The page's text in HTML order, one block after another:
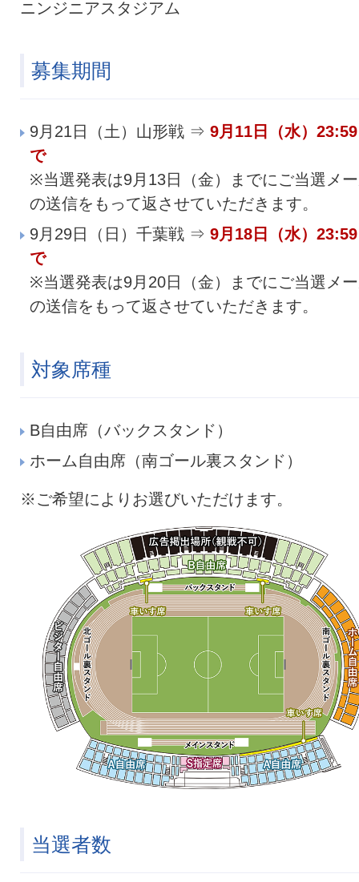
ニンジニアスタジアム
募集期間
9月21日（土）山形戦 ⇒ 9月11日（水）
で
※当選発表は9月13日（金）までにご当選メ
の送信をもって返させていただきます。
9月29日（日）千葉戦 ⇒ 9月18日（水）
で
※当選発表は9月20日（金）までにご当選メ
の送信をもって返させていただきます。
対象席種
B自由席（バックスタンド）
ホーム自由席（南ゴール裏スタンド）
※ご希望によりお選びいただけます。
当選者数